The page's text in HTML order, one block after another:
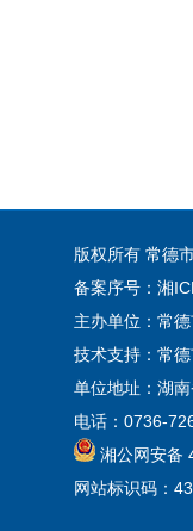
版权所有 常德
备案序号：湘
主办单位：常
技术支持：常德
单位地址：湖
电话：0736-
湘公网安备
网站标识码：